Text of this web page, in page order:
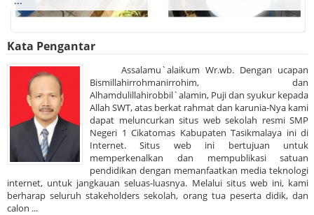
Kata Pengantar
Assalamu`alaikum Wr.wb. Dengan ucapan
Bismillahirrohmanirrohim, dan
Alhamdulillahirobbil`alamin, Puji dan syukur kepada
Allah SWT, atas berkat rahmat dan karunia-Nya kami
dapat meluncurkan situs web sekolah resmi SMP
Negeri 1 Cikatomas Kabupaten Tasikmalaya ini di
Internet. Situs web ini bertujuan untuk
memperkenalkan dan mempublikasi satuan
pendidikan dengan memanfaatkan media teknologi
internet, untuk jangkauan seluas-luasnya. Melalui situs web ini, kami
berharap seluruh stakeholders sekolah, orang tua peserta didik, dan
calon ...